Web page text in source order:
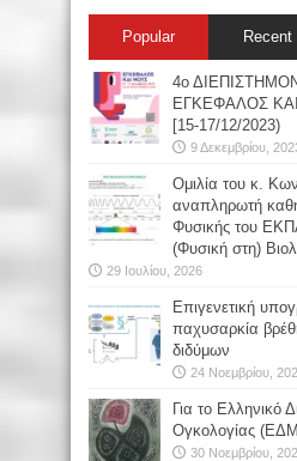
Popular Recent
4ο
ΕΓΚΕΦΑΛΟΣ ΚΑΙ
[15-17/12/2023)
9 Δεκεμβρίου,
Oμιλία του κ.
αναπληρωτή
Φυσικής του
(Φυσική στη)
29 Ιουλίου, 2026
Επιγενετική
παχυσαρκία
διδύμων
24 Νοεμβρίου,
Για το Ελληνικό
Ογκολογίας
30 Νοεμβρίου,